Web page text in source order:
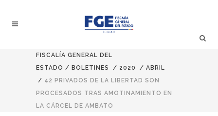
FISCALÍA GENERAL DEL
ESTADO / BOLETINES / 2020 / ABRIL
/ 42 PRIVADOS DE LA LIBERTAD SON
PROCESADOS TRAS AMOTINAMIENTO EN
LA CÁRCEL DE AMBATO